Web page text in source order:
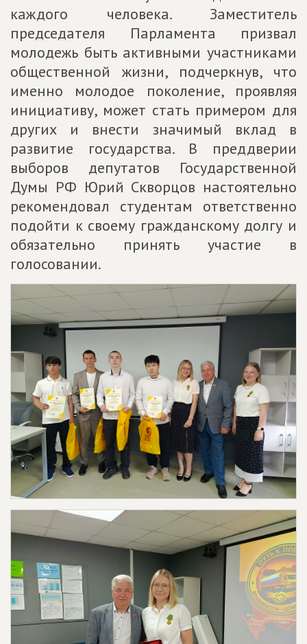
каждого человека. Заместитель
председателя Парламента призвал
молодежь быть активными участниками
общественной жизни, подчеркнув, что
именно молодое поколение, проявляя
инициативу, может стать примером для
других и внести значимый вклад в
развитие государства. В преддверии
выборов депутатов Государственной
Думы РФ Юрий Скворцов настоятельно
рекомендовал студентам ответственно
подойти к своему гражданскому долгу и
обязательно принять участие в
голосовании.